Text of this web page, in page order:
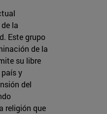
la
Este grupo
de la
su libre
y
del
religión que